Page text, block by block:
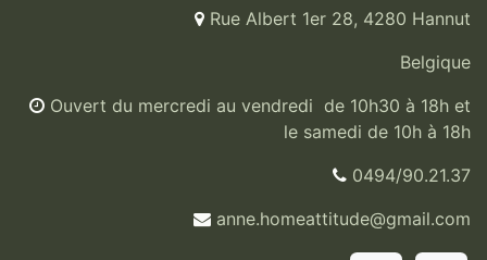
Rue Albert 1er 28, 4280 Hannut
Belgique
Ouvert du mercredi au vendredi de 10h30 à 18h et
le samedi de 10h à 18h
0494/90.21.37
anne.homeattitude@gmail.com